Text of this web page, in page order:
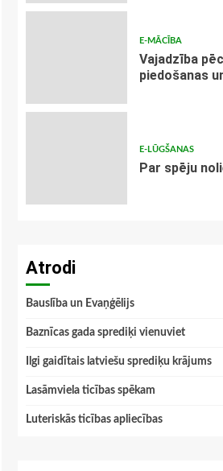
E-MĀCĪBA
Vajadzība
piedošanas
E-LŪGŠANAS
Par spēju
Atrodi
Bauslība un Evaņģēlijs
Baznīcas gada sprediķi vienuviet
Ilgi gaidītais latviešu sprediķu krājums
Lasāmviela ticības spēkam
Luteriskās ticības apliecības